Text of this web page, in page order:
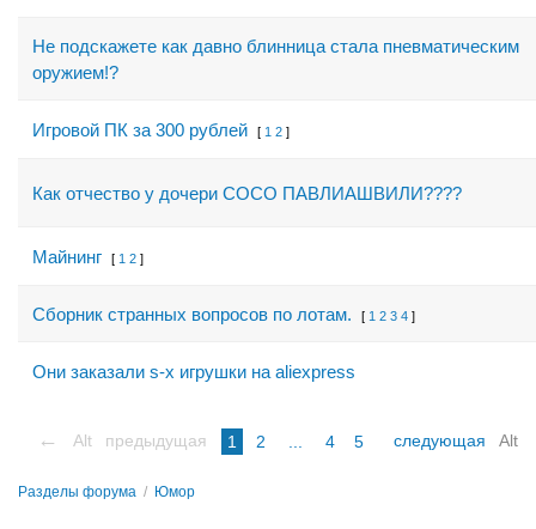
Не подскажете как давно блинница стала пневматическим
оружием!?
Игровой ПК за 300 рублей [ 1 2 ]
Как отчество у дочери СОСО ПАВЛИАШВИЛИ????
Майнинг [ 1 2 ]
Сборник странных вопросов по лотам. [ 1 2 3 4 ]
Они заказали s-x игрушки на aliexpress
1 2 4 5
← Alt предыдущая следующая Alt
Разделы форума / Юмор